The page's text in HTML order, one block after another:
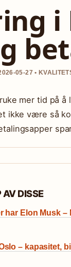
i
05-27 •
mer tid på
ikke være så
AV DISSE
har Elon Musk –
– kapasitet,